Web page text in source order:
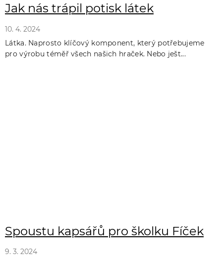
Jak nás trápil potisk látek
10. 4. 2024
Látka. Naprosto klíčový komponent, který potřebujeme
pro výrobu téměř všech našich hraček. Nebo ješt...
Spoustu kapsářů pro školku Fíček
9. 3. 2024